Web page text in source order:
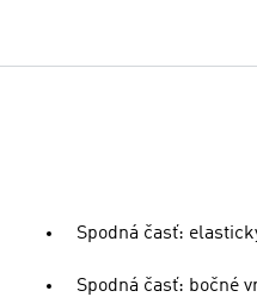
Spodná časť:
Spodná časť: bočné